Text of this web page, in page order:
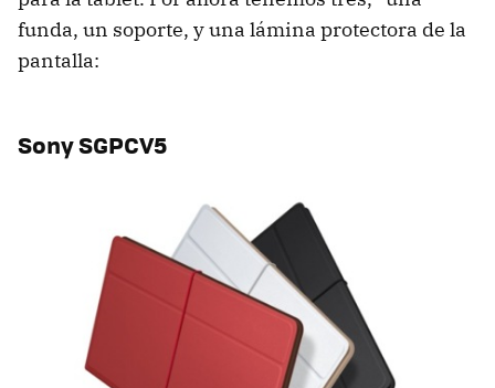
funda, un soporte, y una lámina protectora de la
pantalla:
Sony SGPCV5